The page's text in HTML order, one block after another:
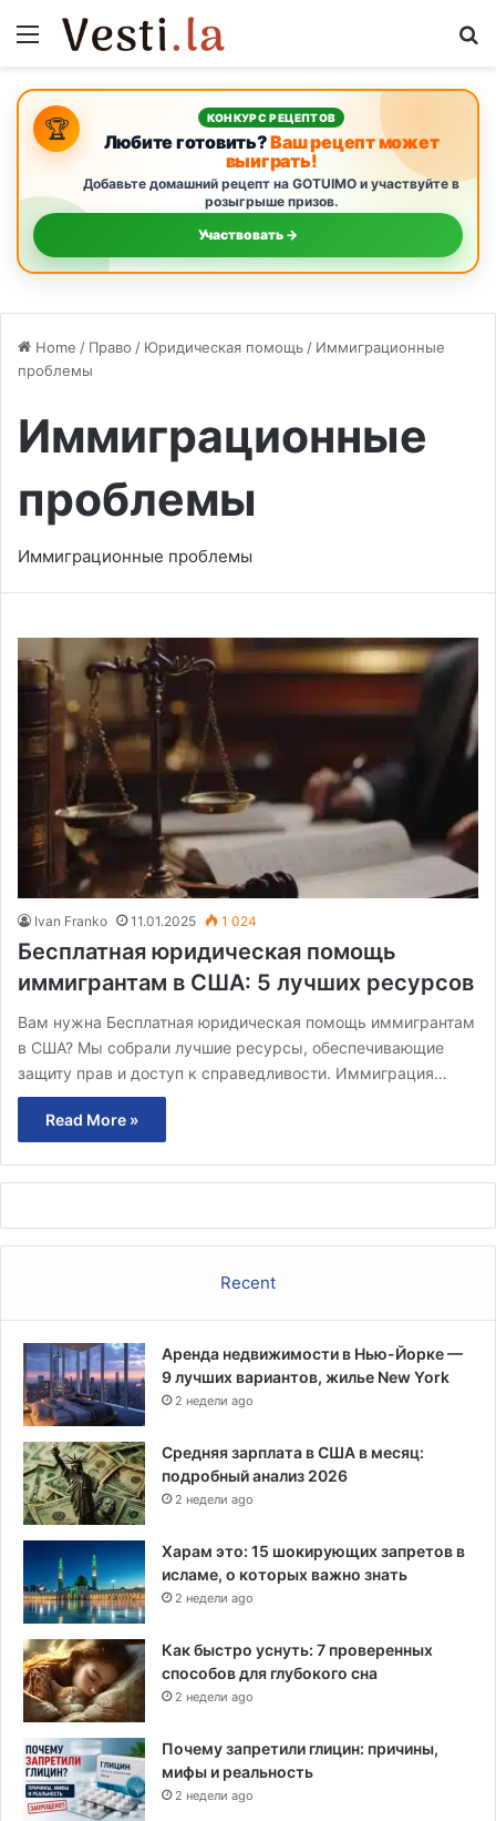
Menu
🏆 КОНКУРС РЕЦЕПТОВ
Любите готовить?Ваш рецепт может
выиграть!
Добавьте домашний рецепт на GOTUIMO и участвуйте в
розыгрыше призов.
Участвовать →
Home / Право / Юридическая помощь / Иммиграционные
проблемы
Иммиграционные
проблемы
Иммиграционные проблемы
Ivan Franko 11.01.2025 1 024
Бесплатная юридическая помощь
иммигрантам в США: 5 лучших ресурсов
Вам нужна Бесплатная юридическая помощь иммигрантам
в США? Мы собрали лучшие ресурсы, обеспечивающие
защиту прав и доступ к справедливости. Иммиграция…
Read More »
Recent
Аренда недвижимости в Нью-Йорке —
9 лучших вариантов, жилье New York
2 недели ago
Средняя зарплата в США в месяц:
подробный анализ 2026
2 недели ago
Харам это: 15 шокирующих запретов в
исламе, о которых важно знать
2 недели ago
Как быстро уснуть: 7 проверенных
способов для глубокого сна
2 недели ago
Почему запретили глицин: причины,
мифы и реальность
2 недели ago